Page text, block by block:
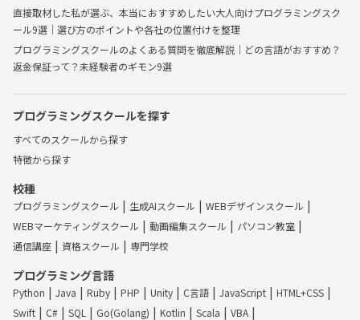
直接取材した私が選ぶ、本当におすすめしたい大人向けプログラミングスク
ール9選｜選び方のポイントや各社の位置付けを整理
プログラミングスクールのよくある質問を徹底解説｜どの言語がおすすめ？
返金保証って？未経験者のギモン9選
プログラミングスクールを探す
すべてのスクールから探す
特徴から探す
校種
プログラミングスクール 生成AIスクール
WEBデザインスクール
WEBマーケティングスクール
動画編集スクール
パソコン教室
通信講座
資格スクール 専門学校
プログラミング言語
Python Java Ruby PHP Unity C言語 JavaScript
HTML+CSS
Swift
C# SQL Go(Golang) Kotlin Scala
VBA